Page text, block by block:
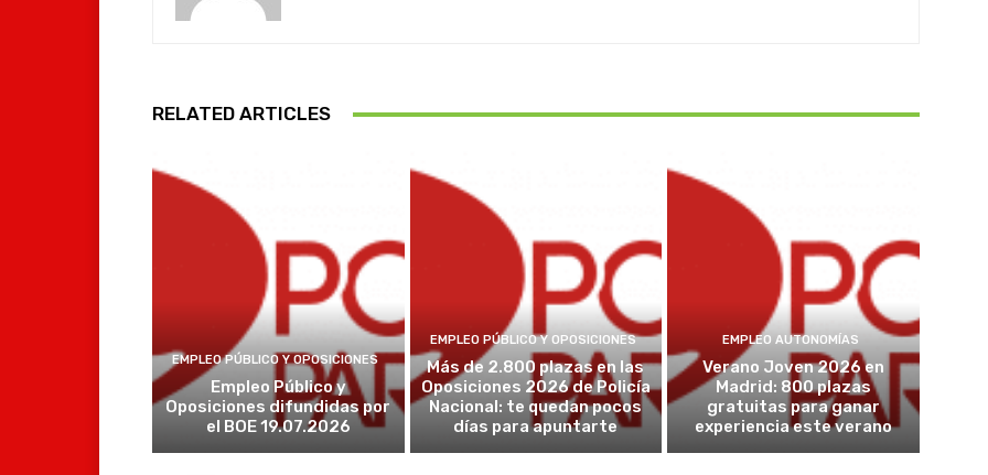
RELATED ARTICLES
EMPLEO PÚBLICO Y OPOSICIONES
Empleo Público y
Oposiciones difundidas por
el BOE 19.07.2026
EMPLEO PÚBLICO Y OPOSICIONES
Más de 2.800 plazas en las
Oposiciones 2026 de Policía
Nacional: te quedan pocos
días para apuntarte
EMPLEO AUTONOMÍAS
Verano Joven 2026 en
Madrid: 800 plazas
gratuitas para ganar
experiencia este verano